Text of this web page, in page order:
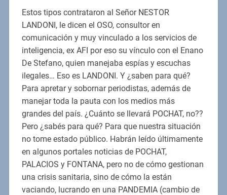
Estos tipos contrataron al Señor NESTOR
LANDONI, le dicen el OSO, consultor en
comunicación y muy vinculado a los servicios de
inteligencia, ex AFI por eso su vínculo con el Enano
De Stefano, quien manejaba espías y escuchas
ilegales… Eso es LANDONI. Y ¿saben para qué?
Para apretar y sobornar periodistas, además de
manejar toda la pauta con los medios más
grandes del país. ¿Cuánto se llevará POCHAT, no??
Pero ¿sabés para qué? Para que nuestra situación
no tome estado público. Habrán leído últimamente
en algunos portales noticias de POCHAT,
PALACIOS y FONTANA, pero no de cómo gestionan
una crisis sanitaria, sino de cómo la están
vaciando, lucrando en una PANDEMIA (cambio de